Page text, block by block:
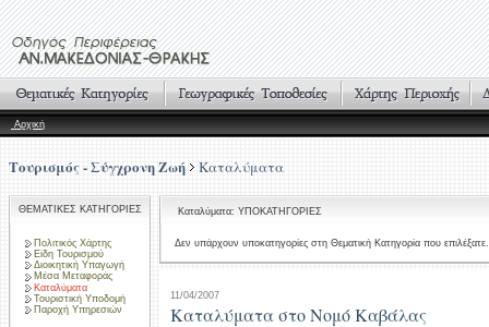
Αρχική
Τουρισμός - Σύγχρονη Ζωή Καταλύματα
ΘΕΜΑΤΙΚΕΣ ΚΑΤΗΓΟΡΙΕΣ
Πολιτικός Χάρτης
Είδη Τουρισμού
Διοικητική Υπαγωγή
Μέσα Μεταφοράς
Καταλύματα
Τουριστική Υποδομή
Παροχή Υπηρεσιών
Καταλύματα: ΥΠΟΚΑΤΗΓΟΡΙΕΣ
Δεν υπάρχουν υποκατηγορίες στη Θεματική Κατηγορία που επιλέξατε.
11/04/2007
Καταλύματα στο Νομό Καβάλας